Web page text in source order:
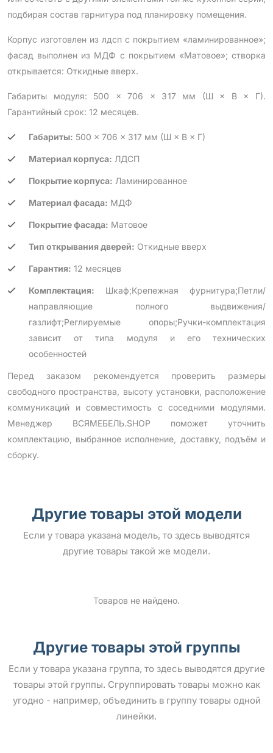
подбирая состав гарнитура под планировку помещения.
Корпус изготовлен из лдсп с покрытием «ламинированное»;
фасад выполнен из МДФ с покрытием «Матовое»; створка
открывается: Откидные вверх.
Габариты модуля: 500 × 706 × 317 мм (Ш × В × Г).
Гарантийный срок: 12 месяцев.
Габариты: 500 × 706 × 317 мм (Ш × В × Г)
Материал корпуса: ЛДСП
Покрытие корпуса: Ламинированное
Материал фасада: МДФ
Покрытие фасада: Матовое
Тип открывания дверей: Откидные вверх
Гарантия: 12 месяцев
Комплектация: Шкаф;Крепежная фурнитура;Петли/
направляющие полного выдвижения/
газлифт;Реглируемые опоры;Ручки-комплектация
зависит от типа модуля и его технических
особенностей
Перед заказом рекомендуется проверить размеры
свободного пространства, высоту установки, расположение
коммуникаций и совместимость с соседними модулями.
Менеджер ВСЯМЕБЕЛЬ.SHOP поможет уточнить
комплектацию, выбранное исполнение, доставку, подъём и
сборку.
Другие товары этой модели
Если у товара указана модель, то здесь выводятся
другие товары такой же модели.
Товаров не найдено.
Другие товары этой группы
Если у товара указана группа, то здесь выводятся другие
товары этой группы. Сгруппировать товары можно как
угодно - например, объединить в группу товары одной
линейки.